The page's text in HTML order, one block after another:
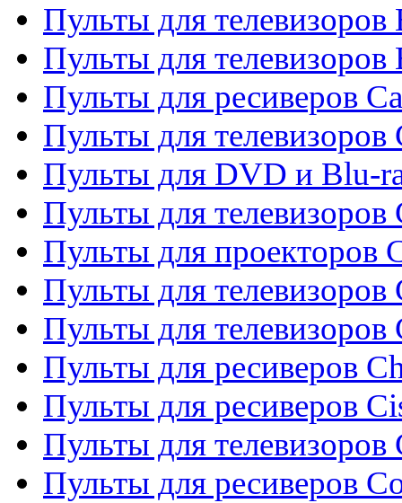
Пульты для телевизоров
Пульты для телевизоров
Пульты для ресиверов
Пульты для телевизоров
Пульты для DVD и Blu-
Пульты для телевизоров
Пульты для проекторов
Пульты для телевизоров
Пульты для телевизоров
Пульты для ресиверов
Пульты для ресиверов
Пульты для телевизоров
Пульты для ресиверов